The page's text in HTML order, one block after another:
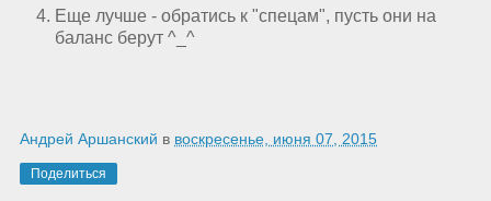
Еще лучше - обратись к "спецам", пусть они на
баланс берут ^_^
Андрей Аршанский в воскресенье, июня 07, 2015
Поделиться